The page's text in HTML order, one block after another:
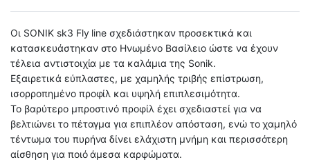
Οι SONIK sk3 Fly line σχεδιάστηκαν προσεκτικά και
κατασκευάστηκαν στο Ηνωμένο Βασίλειο ώστε να έχουν
τέλεια αντιστοιχία με τα καλάμια της Sonik.
Εξαιρετικά εύπλαστες, με χαμηλής τριβής επίστρωση,
ισορροπημένο προφίλ και υψηλή επιπλεσιμότητα.
Το βαρύτερο μπροστινό προφίλ έχει σχεδιαστεί για να
βελτιώνει το πέταγμα για επιπλέον απόσταση, ενώ το χαμηλό
τέντωμα του πυρήνα δίνει ελάχιστη μνήμη και περισσότερη
αίσθηση για ποιό άμεσα καρφώματα.